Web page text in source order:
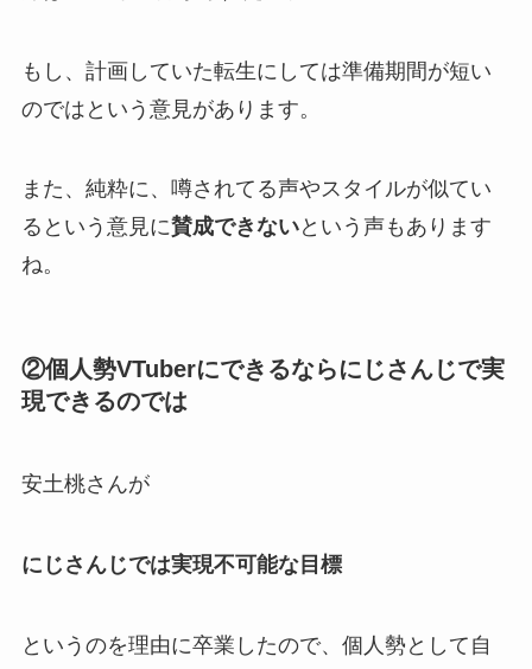
もし、計画していた転生にしては準備期間が短い
のでは という意見があります。
また、純粋に、噂されてる声やスタイルが似てい
るという意見に賛成できないという声もあります
ね。
②個人勢VTuberにできるならにじさんじで実
現できるのでは
安土桃さんが
にじさんじでは実現不可能な目標
というのを理由に卒業 したので、個人勢として自